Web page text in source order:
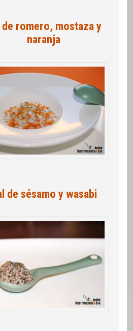
de romero, mostaza y
naranja
de sésamo y wasabi